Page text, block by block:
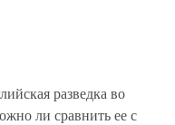
разведка во
ли сравнить ее с